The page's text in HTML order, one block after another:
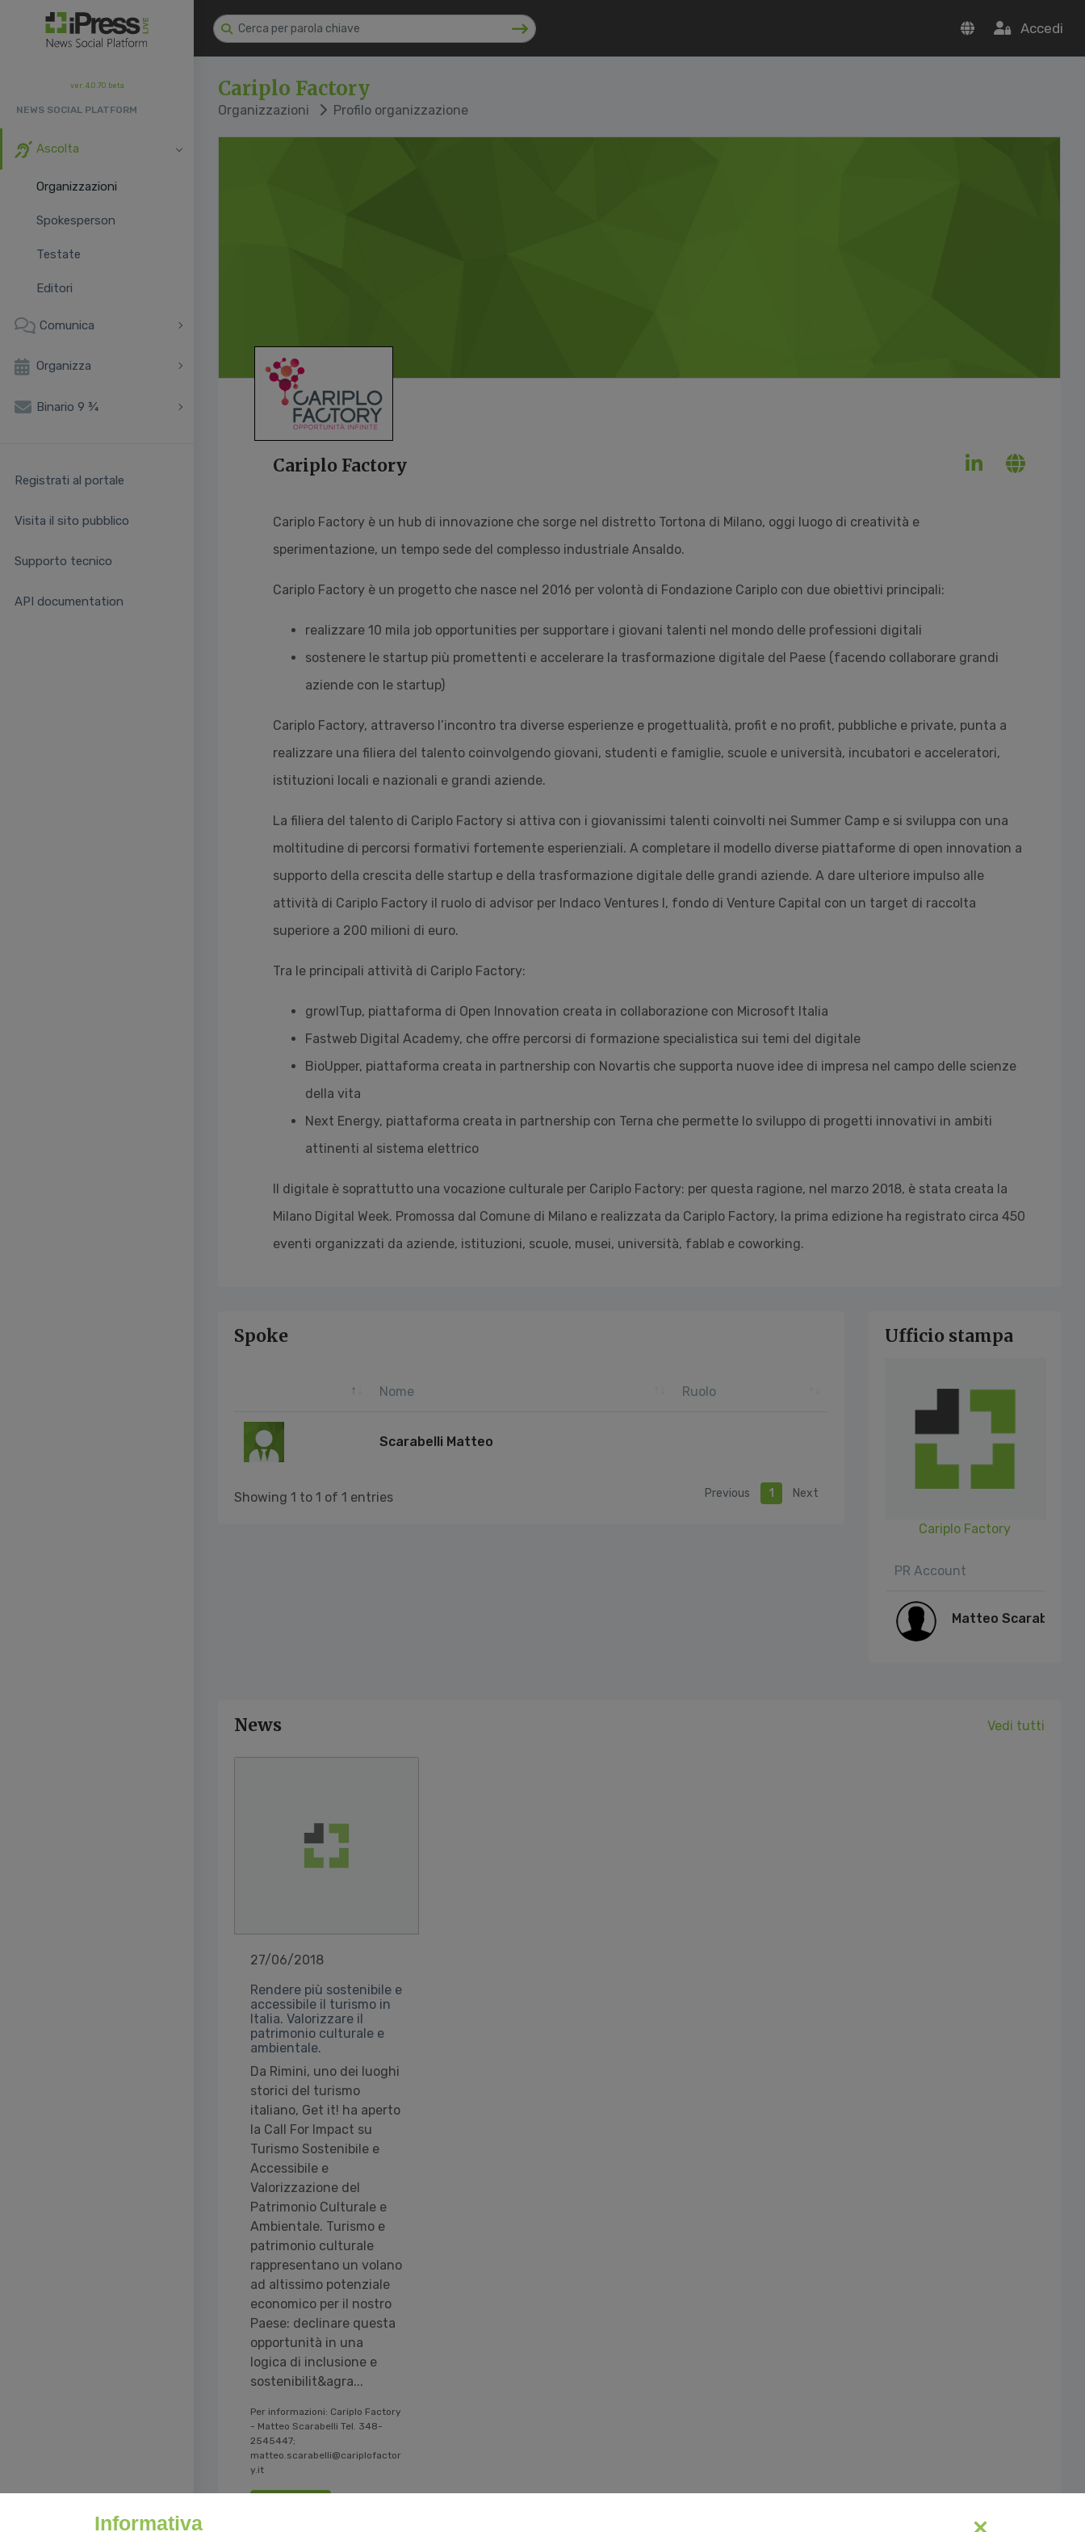
Accedi
ver. 4.0.70 beta
NEWS SOCIAL PLATFORM
Ascolta
Organizzazioni
Spokesperson
Testate
Editori
Comunica
Organizza
Binario 9 ¾
Registrati al portale
Visita il sito pubblico
Supporto tecnico
API documentation
Cariplo Factory
Organizzazioni Profilo organizzazione
Cariplo Factory
Cariplo Factory è un hub di innovazione che sorge nel distretto Tortona di Milano, oggi luogo di creatività e
sperimentazione, un tempo sede del complesso industriale Ansaldo.
Cariplo Factory è un progetto che nasce nel 2016 per volontà di Fondazione Cariplo con due obiettivi principali:
realizzare 10 mila job opportunities per supportare i giovani talenti nel mondo delle professioni digitali
sostenere le startup più promettenti e accelerare la trasformazione digitale del Paese (facendo collaborare grandi
aziende con le startup)
Cariplo Factory, attraverso l’incontro tra diverse esperienze e progettualità, profit e no profit, pubbliche e private, punta a
realizzare una filiera del talento coinvolgendo giovani, studenti e famiglie, scuole e università, incubatori e acceleratori,
istituzioni locali e nazionali e grandi aziende.
La filiera del talento di Cariplo Factory si attiva con i giovanissimi talenti coinvolti nei Summer Camp e si sviluppa con una
moltitudine di percorsi formativi fortemente esperienziali. A completare il modello diverse piattaforme di open innovation a
supporto della crescita delle startup e della trasformazione digitale delle grandi aziende. A dare ulteriore impulso alle
attività di Cariplo Factory il ruolo di advisor per Indaco Ventures I, fondo di Venture Capital con un target di raccolta
superiore a 200 milioni di euro.
Tra le principali attività di Cariplo Factory:
growITup, piattaforma di Open Innovation creata in collaborazione con Microsoft Italia
Fastweb Digital Academy, che offre percorsi di formazione specialistica sui temi del digitale
BioUpper, piattaforma creata in partnership con Novartis che supporta nuove idee di impresa nel campo delle scienze
della vita
Next Energy, piattaforma creata in partnership con Terna che permette lo sviluppo di progetti innovativi in ambiti
attinenti al sistema elettrico
Il digitale è soprattutto una vocazione culturale per Cariplo Factory: per questa ragione, nel marzo 2018, è stata creata la
Milano Digital Week. Promossa dal Comune di Milano e realizzata da Cariplo Factory, la prima edizione ha registrato circa 450
eventi organizzati da aziende, istituzioni, scuole, musei, università, fablab e coworking.
Spoke
Nome Ruolo
Scarabelli Matteo
Showing 1 to 1 of 1 entries Previous 1 Next
Ufficio stampa
Cariplo Factory
PR Account
Matteo Scarabelli
News Vedi tutti
27/06/2018
Rendere più sostenibile e
accessibile il turismo in
Italia. Valorizzare il
patrimonio culturale e
ambientale.
Da Rimini, uno dei luoghi
storici del turismo
italiano, Get it! ha aperto
la Call For Impact su
Turismo Sostenibile e
Accessibile e
Valorizzazione del
Patrimonio Culturale e
Ambientale. Turismo e
patrimonio culturale
rappresentano un volano
ad altissimo potenziale
economico per il nostro
Paese: declinare questa
opportunità in una
logica di inclusione e
sostenibilit&agra...
Per informazioni: Cariplo Factory
- Matteo Scarabelli Tel. 348-
2545447;
matteo.scarabelli@cariplofactor
y.it
Informativa